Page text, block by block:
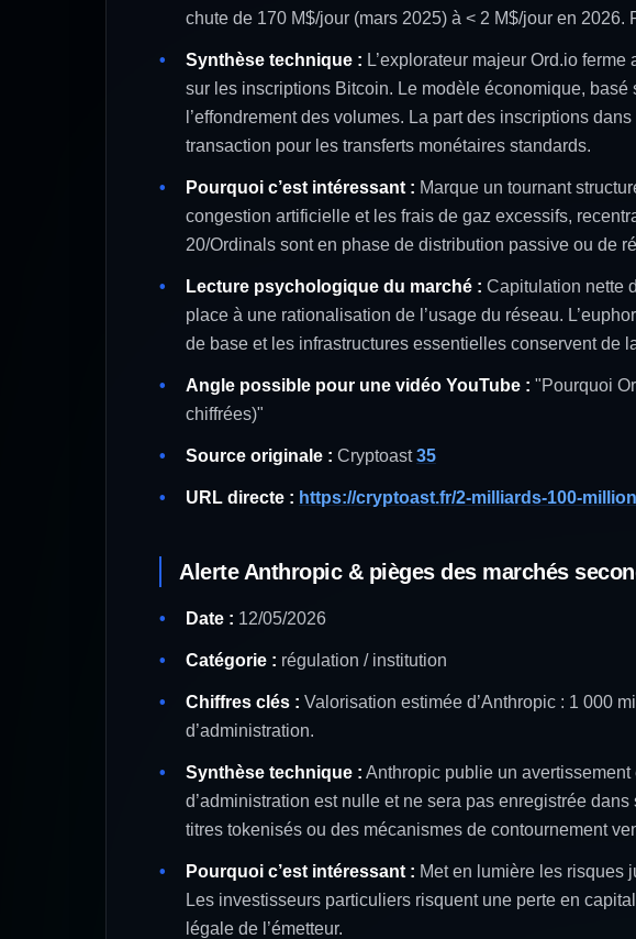
chute de 170 M$/jour (mars 2025) à < 2 M$/jour en
Synthèse technique : L’explorateur majeur Ord.io
sur les inscriptions Bitcoin. Le modèle économique, basé
l’effondrement des volumes. La part des inscriptions
transaction pour les transferts monétaires standards.
Pourquoi c’est intéressant : Marque un tournant
congestion artificielle et les frais de gaz excessifs,
20/Ordinals sont en phase de distribution passive ou de
Lecture psychologique du marché : Capitulation nette
place à une rationalisation de l’usage du réseau.
de base et les infrastructures essentielles conservent de
Angle possible pour une vidéo YouTube : "Pourquoi
chiffrées)"
Source originale : Cryptoast35
URL directe : https://cryptoast.fr/2-milliards-100-
Alerte Anthropic & pièges des marchés
Date : 12/05/2026
Catégorie : régulation / institution
Chiffres clés : Valorisation estimée d’Anthropic : 1 000
d’administration.
Synthèse technique : Anthropic publie un
d’administration est nulle et ne sera pas enregistrée
titres tokenisés ou des mécanismes de contournement
Pourquoi c’est intéressant : Met en lumière les risques
Les investisseurs particuliers risquent une perte en
légale de l’émetteur.